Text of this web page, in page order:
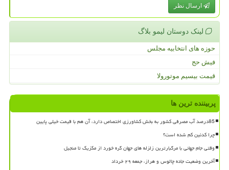
ارسال نظر
لینک دوستان لیمو بلاگ
حوزه های انتخابیه مجلس
فیش حج
قیمت بیسیم موتورولا
پربیننده ترین ها
85درصد آب مصرفی کشور به بخش کشاورزی اختصاص دارد، آن هم با قیمت خیلی پایین
چرا کدئین کم شده است؟
وقتی جام جهانی با مرگبارترین زلزله های جهان گره خورد از مکزیک تا منجیل
آخرین وضعیت جاده چالوس و هراز، جمعه ۲۹ خرداد